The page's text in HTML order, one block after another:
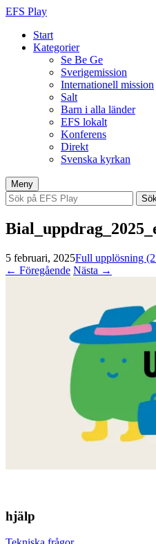
EFS Play
Start
Kategorier
Se Be Ge
Sverigemission
Internationell mission
Salt
Barn i alla länder
EFS lokalt
Konferens
Direkt
Svenska kyrkan
Meny Hoppa
till
innehåll
Sök
efter:
5 februari, 2025Full upplösning
← Föregående Nästa →
hjälp